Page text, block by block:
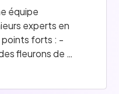
équipe
experts en
points forts : -
fleurons de
des leaders